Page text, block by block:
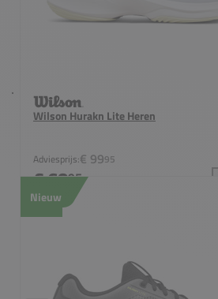
Wilson Hurakn Lite Heren
Adviesprijs:€ 9995
€ 6895
Nieuw